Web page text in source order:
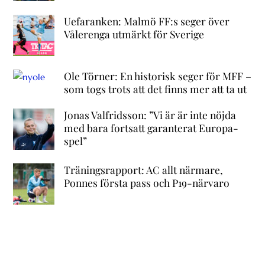
Uefaranken: Malmö FF:s seger över
Vålerenga utmärkt för Sverige
Ole Törner: En historisk seger för MFF –
som togs trots att det finns mer att ta ut
Jonas Valfridsson: ”Vi är är inte nöjda
med bara fortsatt garanterat Europa-
spel”
Träningsrapport: AC allt närmare,
Ponnes första pass och P19-närvaro